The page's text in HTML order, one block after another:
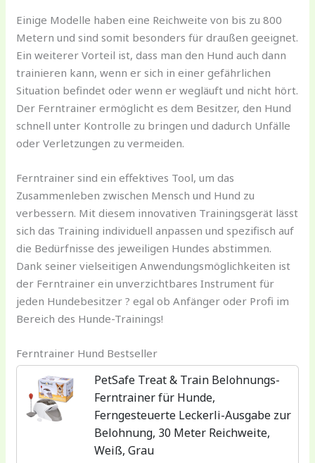
Einige Modelle haben eine Reichweite von bis zu 800
Metern und sind somit besonders für draußen geeignet.
Ein weiterer Vorteil ist, dass man den Hund auch dann
trainieren kann, wenn er sich in einer gefährlichen
Situation befindet oder wenn er wegläuft und nicht hört.
Der Ferntrainer ermöglicht es dem Besitzer, den Hund
schnell unter Kontrolle zu bringen und dadurch Unfälle
oder Verletzungen zu vermeiden.
Ferntrainer sind ein effektives Tool, um das
Zusammenleben zwischen Mensch und Hund zu
verbessern. Mit diesem innovativen Trainingsgerät lässt
sich das Training individuell anpassen und spezifisch auf
die Bedürfnisse des jeweiligen Hundes abstimmen.
Dank seiner vielseitigen Anwendungsmöglichkeiten ist
der Ferntrainer ein unverzichtbares Instrument für
jeden Hundebesitzer ? egal ob Anfänger oder Profi im
Bereich des Hunde-Trainings!
Ferntrainer Hund Bestseller
PetSafe Treat & Train Belohnungs-
Ferntrainer für Hunde,
Ferngesteuerte Leckerli-Ausgabe zur
Belohnung, 30 Meter Reichweite,
Weiß, Grau